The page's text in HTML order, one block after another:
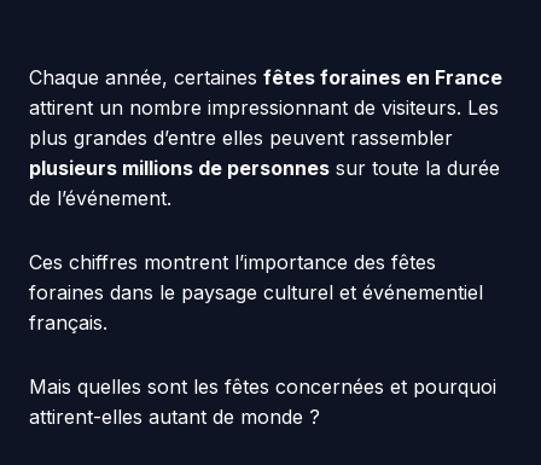
Chaque année, certaines fêtes foraines en France
attirent un nombre impressionnant de visiteurs. Les
plus grandes d’entre elles peuvent rassembler
plusieurs millions de personnessur toute la durée
de l’événement.
Ces chiffres montrent l’importance des fêtes
foraines dans le paysage culturel et événementiel
français.
Mais quelles sont les fêtes concernées et pourquoi
attirent-elles autant de monde ?